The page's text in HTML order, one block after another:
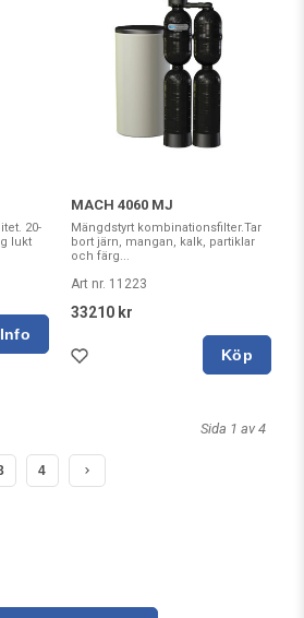
20-
lukt
MACH 4060 MJ
Mängdstyrt kombinationsfilter.Tar
bort järn, mangan, kalk, partiklar
och färg...
Art nr. 11223
33210 kr
Köp
Sida 1 av 4
4